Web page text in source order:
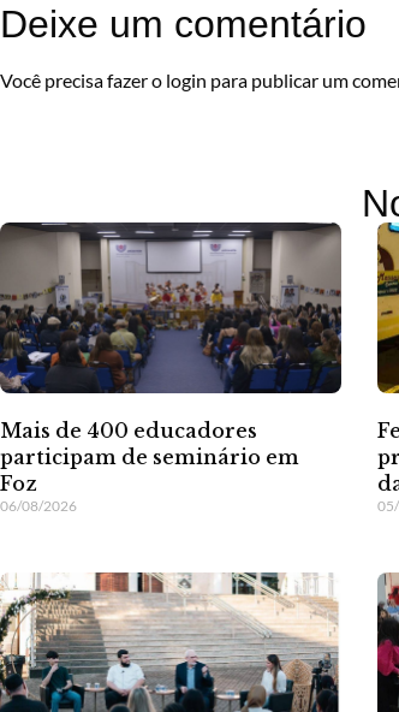
Deixe um comentário
Você precisa fazer o login para publicar um
Mais de 400 educadores
participam de seminário em
Foz
06/08/2026